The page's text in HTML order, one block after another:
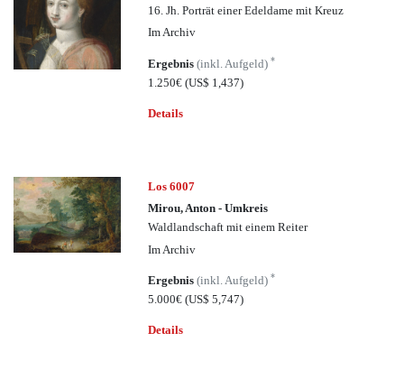
16. Jh. Porträt einer Edeldame mit Kreuz
Im Archiv
Ergebnis(inkl. Aufgeld)*
1.250€(US$ 1,437)
Details
Los 6007
Mirou, Anton - Umkreis
Waldlandschaft mit einem Reiter
Im Archiv
Ergebnis(inkl. Aufgeld)*
5.000€(US$ 5,747)
Details